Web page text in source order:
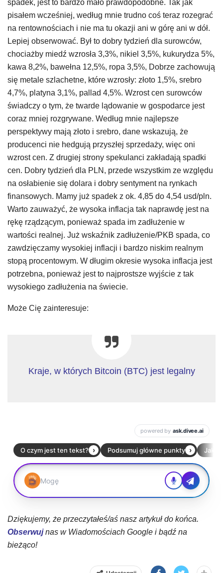
spadek, jest to bardzo mało prawdopodobne. Tak jak
pisałem wcześniej, według mnie trudno coś teraz rozegrać
na rentownościach i nie ma tu okazji ani w górę ani w dół.
Lepiej obserwować. Był to dobry tydzień dla surowców,
chociażby miedź wzrosła 3,3%, nikiel 3,5%, kukurydza 5%,
kawa 8,2%, bawełna 12,5%, ropa 3,5%, Dobrze zachowują
się metale szlachetne, które wzrosły: złoto 1,5%, srebro
4,7%, platyna 3,1%, pallad 4,5%. Wzrost cen surowców
świadczy o tym, że twarde lądowanie w gospodarce jest
coraz mniej rozgrywane. Według mnie najlepsze
perspektywy mają złoto i srebro, dane wskazują, że
producenci nie hedgują przyszłej sprzedaży, więc oni
wzrost cen. Z drugiej strony spekulanci zakładają spadki
cen. Dobry tydzień dla PLN, przede wszystkim ze względu
na osłabienie się dolara i dobry sentyment na rynkach
finansowych. Mamy już spadek z ok. 4,85 do 4,54 usd/pln.
Warto zauważyć, że wysoka inflacja tak naprawdę jest na
rękę rządzącym, ponieważ spada im zadłużenie w
wartości realnej. Już wskaźnik zadłużenie/PKB spada, co
zawdzięczamy wysokiej inflacji i bardzo niskim realnym
stopą procentowym. W długim okresie wysoka inflacja jest
potrzebna, ponieważ jest to najprostsze wyjście z tak
wysokiego zadłużenia na świecie.
Może Cię zainteresuje:
Kraje, w których Bitcoin (BTC) jest legalny
Dziękujemy, że przeczytałeś/aś nasz artykuł do końca.
Obserwujnas w Wiadomościach Google i bądź na
bieżąco!